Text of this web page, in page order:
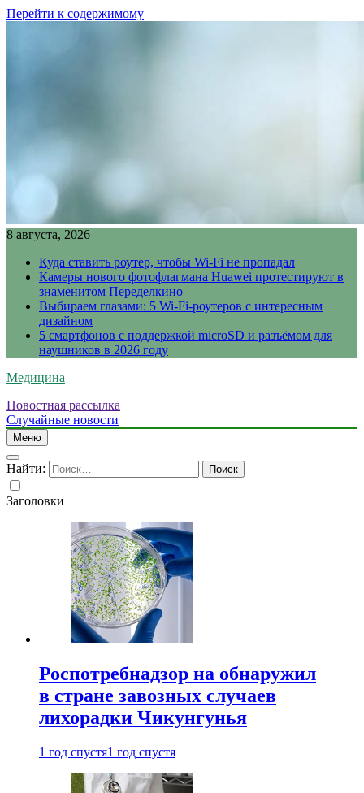
Перейти к содержимому
8 августа, 2026
Куда ставить роутер, чтобы Wi-Fi не пропадал
Камеры нового фотофлагмана Huawei протестируют в
знаменитом Переделкино
Выбираем глазами: 5 Wi-Fi-роутеров с интересным
дизайном
5 смартфонов с поддержкой microSD и разъёмом для
наушников в 2026 году
Медицина
Новостная рассылка
Случайные новости
Меню
Найти:
Заголовки
Роспотребнадзор на обнаружил
в стране завозных случаев
лихорадки Чикунгунья
1 год спустя1 год спустя